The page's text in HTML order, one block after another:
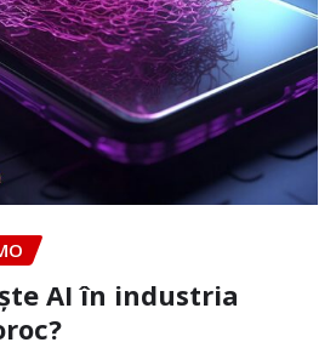
AI în industria